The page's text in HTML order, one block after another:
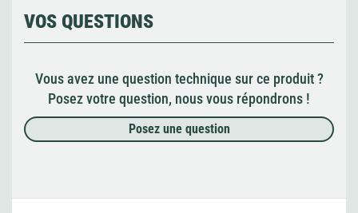
VOS QUESTIONS
Vous avez une question technique sur ce produit ?
Posez votre question, nous vous répondrons !
Posez une question